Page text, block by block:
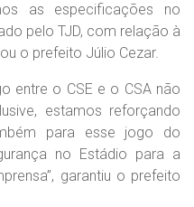
as especificações no
pelo TJD, com relação à
o prefeito Júlio Cezar.
entre o CSE e o CSA não
estamos reforçando
para esse jogo do
no Estádio para a
garantiu o prefeito